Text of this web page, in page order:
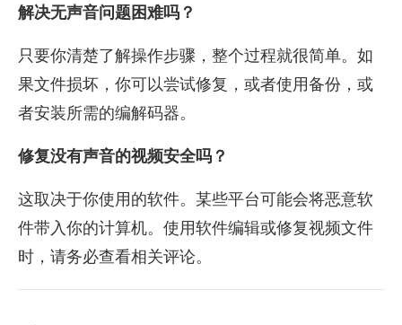
解决无声音问题困难吗？
只要你清楚了解操作步骤，整个过程就很简单。如
果文件损坏，你可以尝试修复，或者使用备份，或
者安装所需的编解码器。
修复没有声音的视频安全吗？
这取决于你使用的软件。某些平台可能会将恶意软
件带入你的计算机。使用软件编辑或修复视频文件
时，请务必查看相关评论。